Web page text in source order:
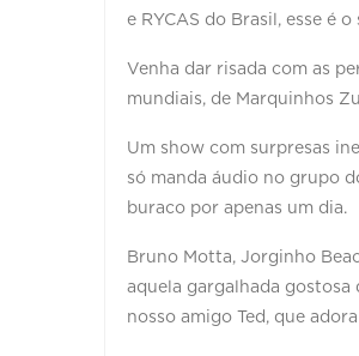
e RYCAS do Brasil, esse é o
Venha dar risada com as
mundiais, de Marquinhos
Um show com surpresas
só manda áudio no grupo
buraco por apenas um dia.
Bruno Motta, Jorginho
aquela gargalhada gostosa
nosso amigo Ted, que